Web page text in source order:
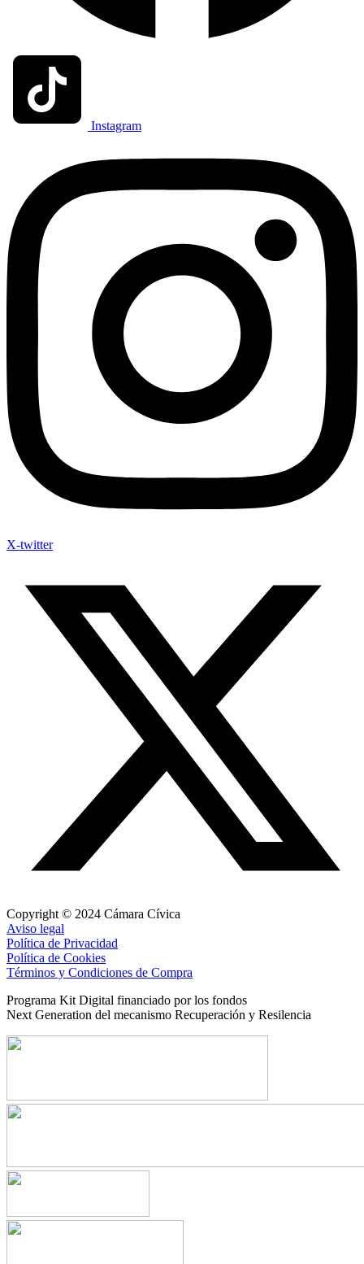
Instagram
X-twitter
Copyright © 2024 Cámara Cívica
Aviso legal
Política de Privacidad
Política de Cookies
Términos y Condiciones de Compra
Programa Kit Digital financiado por los fondos
Next Generation del mecanismo Recuperación y Resilencia